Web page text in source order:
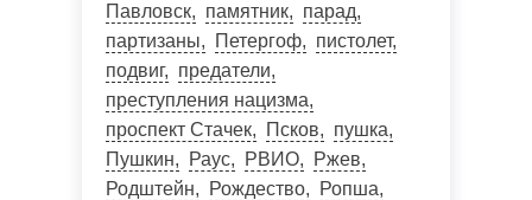
Павловск
памятник
парад
партизаны
Петергоф
пистолет
подвиг
предатели
преступления нацизма
проспект Стачек
Псков
пушка
Пушкин
Раус РВИО
Ржев
Родштейн
Рождество
Ропша